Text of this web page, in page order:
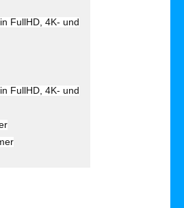
FullHD, 4K- und
FullHD, 4K- und